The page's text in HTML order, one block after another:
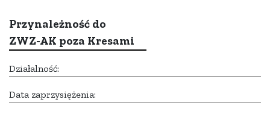
Przynależność do
ZWZ-AK poza Kresami
Działalność:
Data zaprzysiężenia: